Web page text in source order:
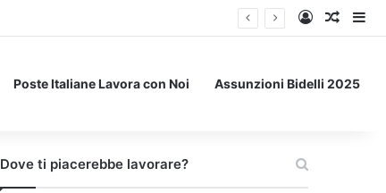
Accedi
Un
Poste Italiane Lavora con Noi Assunzioni Bidelli 2025
Dove ti piacerebbe lavorare?